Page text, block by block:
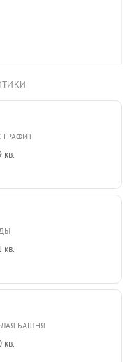
ГРАФИТ
кв.
кв.
БАШНЯ
кв.